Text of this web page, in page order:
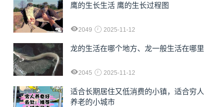
鹰的生长生活 鹰的生长过程图
2049 2025-11-12
龙的生活在哪个地方、龙一般生活在哪里
2045 2025-11-12
适合长期居住又低消费的小镇，适合穷人
养老的小城市